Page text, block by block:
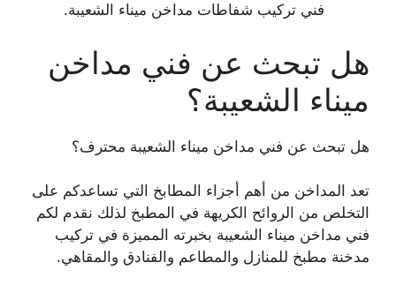
فني تركيب شفاطات مداخن ميناء الشعيبة.
هل تبحث عن فني مداخن
ميناء الشعيبة؟
هل تبحث عن فني مداخن ميناء الشعيبة محترف؟
تعد المداخن من أهم أجزاء المطابخ التي تساعدكم على
التخلص من الروائح الكريهة في المطبخ لذلك نقدم لكم
فني مداخن ميناء الشعيبة بخبرته المميزة في تركيب
مدخنة مطبخ للمنازل والمطاعم والفنادق والمقاهي.